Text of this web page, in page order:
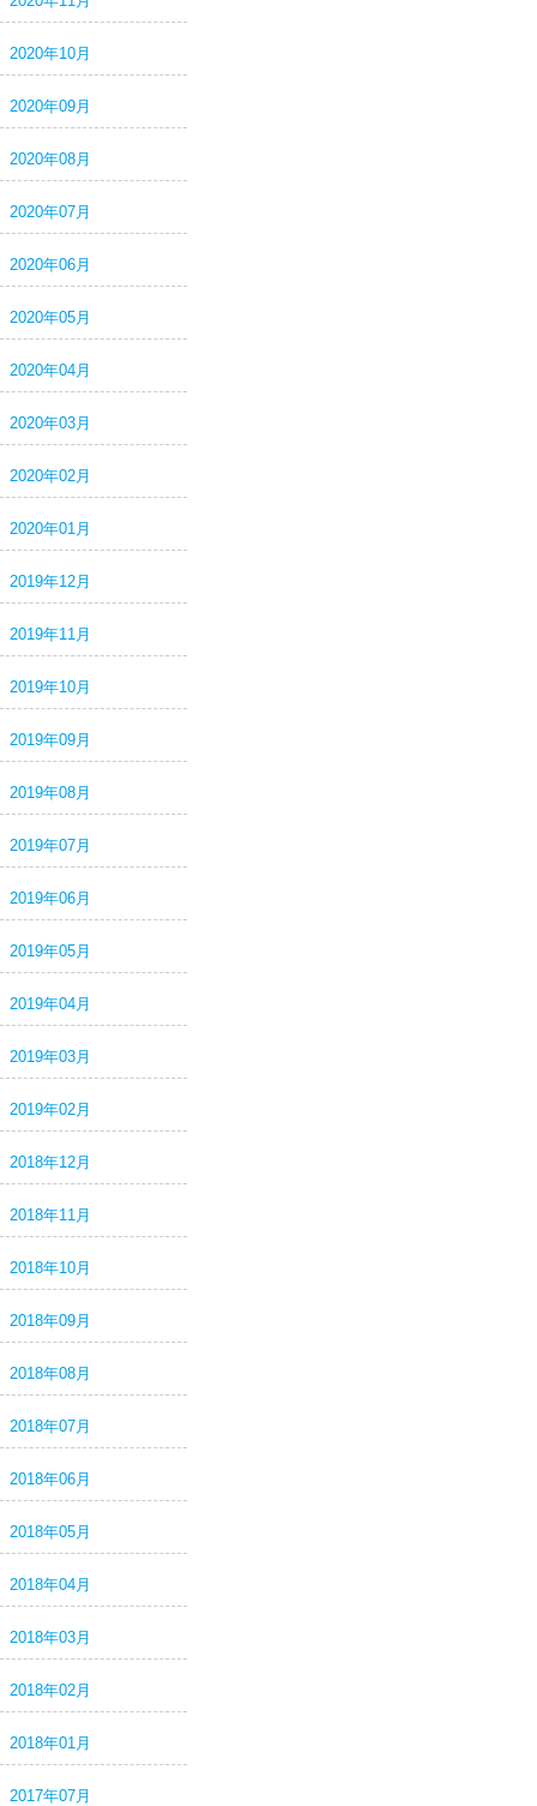
2020年10月
2020年09月
2020年08月
2020年07月
2020年06月
2020年05月
2020年04月
2020年03月
2020年02月
2020年01月
2019年12月
2019年11月
2019年10月
2019年09月
2019年08月
2019年07月
2019年06月
2019年05月
2019年04月
2019年03月
2019年02月
2018年12月
2018年11月
2018年10月
2018年09月
2018年08月
2018年07月
2018年06月
2018年05月
2018年04月
2018年03月
2018年02月
2018年01月
2017年07月